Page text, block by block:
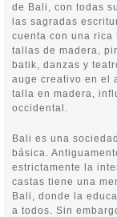
de Bali, con todas
las sagradas
cuenta con una rica
tallas de madera,
batik, danzas y
auge creativo en el
talla en madera,
occidental.
Bali es una
básica.
estrictamente la
castas tiene una
Bali, donde la
a todos. Sin